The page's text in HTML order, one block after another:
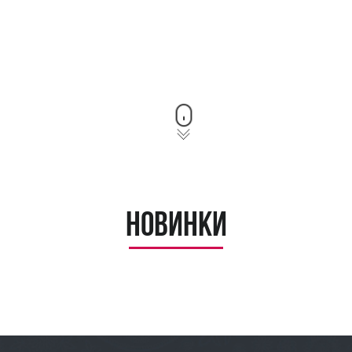
Новинки